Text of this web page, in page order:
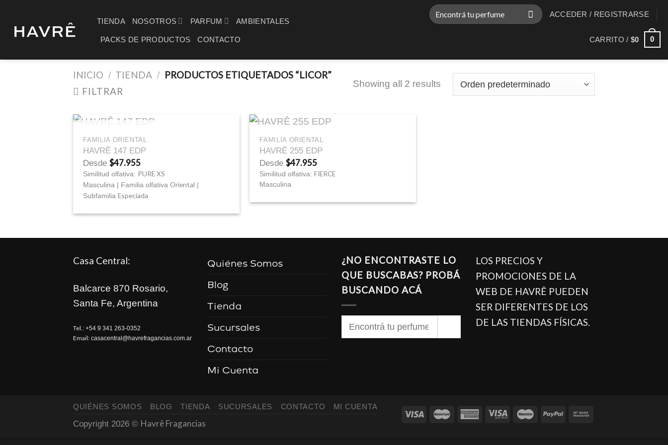
contenido
TIENDA NOSOTROS PARFUM AMBIENTALES
PACKS DE PRODUCTOS CONTACTO
Buscar
por:
ACCEDER / REGISTRARSE
CARRITO / $0 0
INICIO / TIENDA / PRODUCTOS ETIQUETADOS “LICOR”
FILTRAR
Showing all 2 results
+
SIN EXISTENCIAS
FAMILIA ORIENTAL
HAVRÊ 147 EDP
Desde$47.955
Similitud olfativa: PURE XS
Masculina | Familia olfativa Oriental |
SubfamiliaEspeciada
+
FAMILIA ORIENTAL
HAVRÊ 255 EDP
Desde$47.955
Similitud olfativa:FIERCE
Masculina
Casa Central:
Balcarce 870 Rosario,
Santa Fe, Argentina
Tel. : +54 9 341 263-0352
Email: casacentral@havrefragancias.com.ar
Quiénes Somos
Blog
Tienda
Sucursales
Contacto
Mi Cuenta
¿NO ENCONTRASTE LO
QUE BUSCABAS? PROBÁ
BUSCANDO ACÁ
Buscar
LOS PRECIOS Y
PROMOCIONES DE LA
WEB DE HAVRÊ PUEDEN
SER DIFERENTES DE LOS
DE LAS TIENDAS FÍSICAS.
QUIÉNES SOMOS BLOG TIENDA SUCURSALES CONTACTO MI CUENTA
Copyright 2026 © Havrê Fragancias